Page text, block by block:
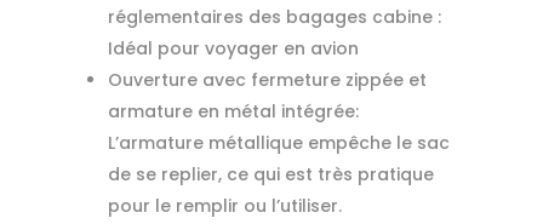
réglementaires des bagages cabine :
Idéal pour voyager en avion
Ouverture avec fermeture zippée et
armature en métal intégrée:
L’armature métallique empêche le sac
de se replier, ce qui est très pratique
pour le remplir ou l’utiliser.